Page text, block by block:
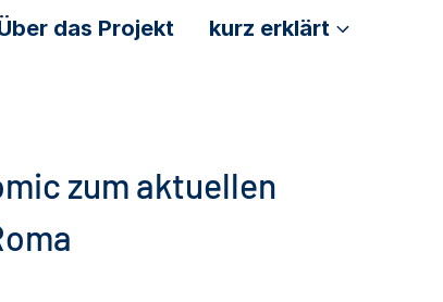
das Projekt kurz erklärt
zum aktuellen